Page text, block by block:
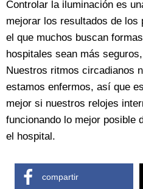
Controlar la iluminación es
mejorar los resultados de los
el que muchos buscan
hospitales sean más
Nuestros ritmos circadianos
estamos enfermos, así que
mejor si nuestros relojes
funcionando lo mejor posible
el hospital.
compartir